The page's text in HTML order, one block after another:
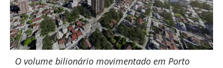
O volume bilionário movimentado em Porto